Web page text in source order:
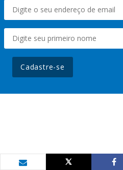
Cadastre-se